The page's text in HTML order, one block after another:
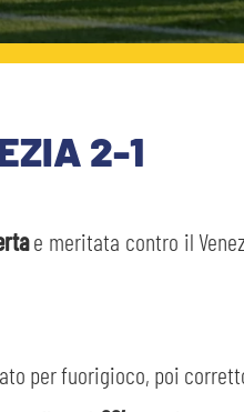
2-1
e meritata contro il
per fuorigioco, poi